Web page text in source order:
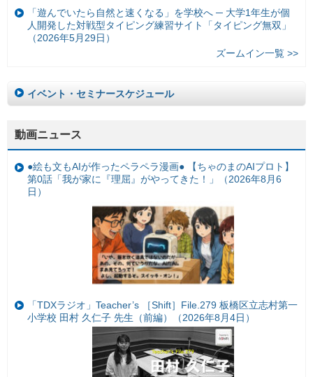
「遊んでいたら自然と速くなる」を学校へ ─ 大学1年生が個
人開発した対戦型タイピング練習サイト「タイピング無双」
（2026年5月29日）
ズームイン一覧 >>
イベント・セミナースケジュール
動画ニュース
●絵も文もAIが作ったペラペラ漫画● 【ちゃのまのAIプロト】
第0話「我が家に『理屈』がやってきた！」（2026年8月6
日）
「TDXラジオ」Teacher’s ［Shift］File.279 板橋区立志村第一
小学校 田村 久仁子 先生（前編）（2026年8月4日）